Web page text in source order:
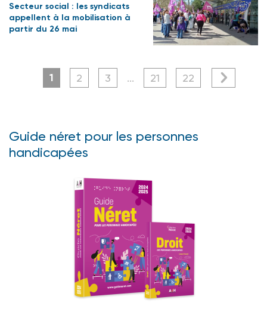
Secteur social : les syndicats
appellent à la mobilisation à
partir du 26 mai
1 2 3 ... 21 22
Guide néret pour les personnes
handicapées